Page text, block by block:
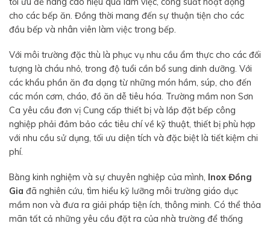
cho các bếp ăn. Đồng thời mang đến sự thuận tiện cho các
đầu bếp và nhân viên làm việc trong bếp.
Với môi trường đặc thù là phục vụ nhu cầu ẩm thực cho các đối
tượng là cháu nhỏ, trong độ tuổi cần bổ sung dinh dưỡng. Với
các khẩu phần ăn đa dạng từ những món hầm, súp, cho đến
các món cơm, cháo, đồ ăn dễ tiêu hóa. Trường mầm non Sơn
Ca yêu cầu đơn vị Cung cấp thiết bị và lắp đặt bếp công
nghiệp phải đảm bảo các tiêu chí về kỹ thuật, thiết bị phù hợp
với nhu cầu sử dụng, tối ưu diện tích và đặc biệt là tiết kiệm chi
phí.
Bằng kinh nghiệm và sự chuyên nghiệp của mình, Inox Đồng
Gia đã nghiên cứu, tìm hiểu kỹ lưỡng môi trường giáo dục
mầm non và đưa ra giải pháp tiện ích, thông minh. Có thể thỏa
mãn tất cả những yêu cầu đặt ra của nhà trường để thống